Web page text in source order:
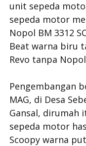
unit sepeda
sepeda motor
Nopol BM 3312
Beat warna biru
Revo tanpa
Pengembangan
MAG, di Desa
Gansal, dirumah
sepeda motor
Scoopy warna